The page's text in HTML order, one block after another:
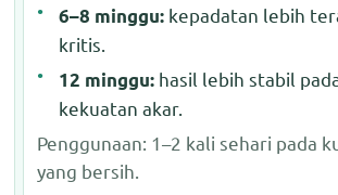
6–8 minggu: kepadatan lebih
kritis.
12 minggu: hasil lebih stabil
kekuatan akar.
Penggunaan: 1–2 kali sehari pada
yang bersih.